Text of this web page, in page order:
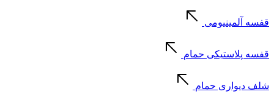
قفسه آلمینیومی
قفسه پلاستیکی حمام
شلف دیواری حمام